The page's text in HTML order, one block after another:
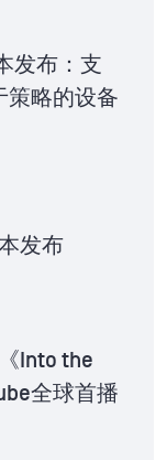
发布：支
策略的设备
发布
Into the
全球首播